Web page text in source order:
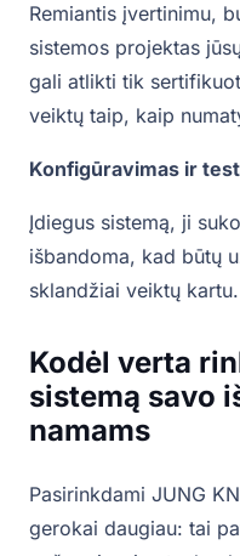
Remiantis įvertinimu,
sistemos projektas
gali atlikti tik
veiktų taip, kaip
Konfigūravimas ir
Įdiegus sistemą, ji
išbandoma, kad būtų
sklandžiai veiktų kartu.
Kodėl verta
sistemą savo
namams
Pasirinkdami JUNG
gerokai daugiau: tai